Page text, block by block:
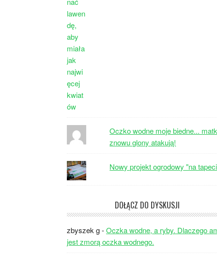
Oczko wodne moje biedne...
znowu glony atakują!
Nowy projekt ogrodowy "na
DOŁĄCZ DO DYSKUSJI
zbyszek g-Oczka wodne, a ryby. Dlaczego
jest zmorą oczka wodnego.